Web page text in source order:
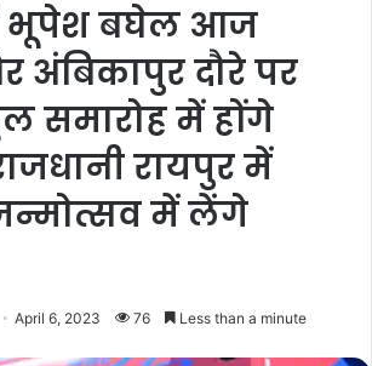
भूपेश बघेल आज
दौरे पर
समारोह में होंगे
रायपुर में
में लेंगे
April 6, 2023 76 Less than a minute